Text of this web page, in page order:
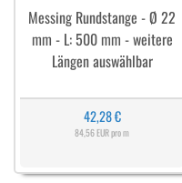
Messing Rundstange - Ø 22
mm - L: 500 mm - weitere
Längen auswählbar
42,28 €
84,56 EUR pro m